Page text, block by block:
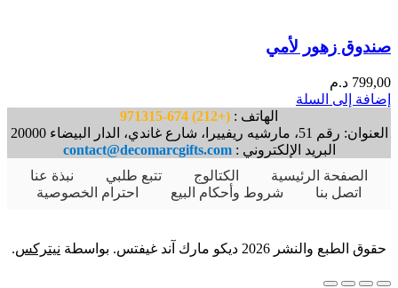
صندوق زهور لأمي
799,00 د.م
إضافة إلى السلة
الهاتف : (+212) 674-971315
العنوان: رقم 51، مارشيه ريفييرا، شارع غاندي، الدار البيضاء 20000
البريد الإلكتروني :contact@decomarcgifts.com
الصفحة الرئيسية
الكتالوج تتبع طلبي
نبذة عنا
اتصل بنا
شروط وأحكام البيع احترام الخصوصية
حقوق الطبع والنشر 2026 ديكو مارك آند غيفتس. بواسطة نيتركس.